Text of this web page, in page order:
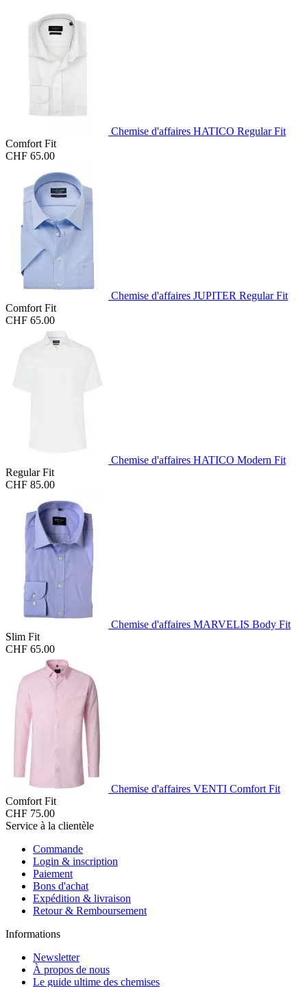
Chemise d'affaires HATICO Regular Fit
Comfort Fit
CHF 65.00
Chemise d'affaires JUPITER Regular Fit
Comfort Fit
CHF 65.00
Chemise d'affaires HATICO Modern Fit
Regular Fit
CHF 85.00
Chemise d'affaires MARVELIS Body Fit
Slim Fit
CHF 65.00
Chemise d'affaires VENTI Comfort Fit
Comfort Fit
CHF 75.00
Service à la clientèle
Commande
Login & inscription
Paiement
Bons d'achat
Expédition & livraison
Retour & Remboursement
Informations
Newsletter
À propos de nous
Le guide ultime des chemises